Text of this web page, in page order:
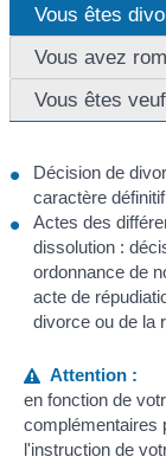
Vous êtes
Vous avez
Vous êtes
Décision de
caractère
Actes des
dissolution :
ordonnance de
acte de
divorce ou de la
Attention :
en fonction de
complémentaires
l'instruction de